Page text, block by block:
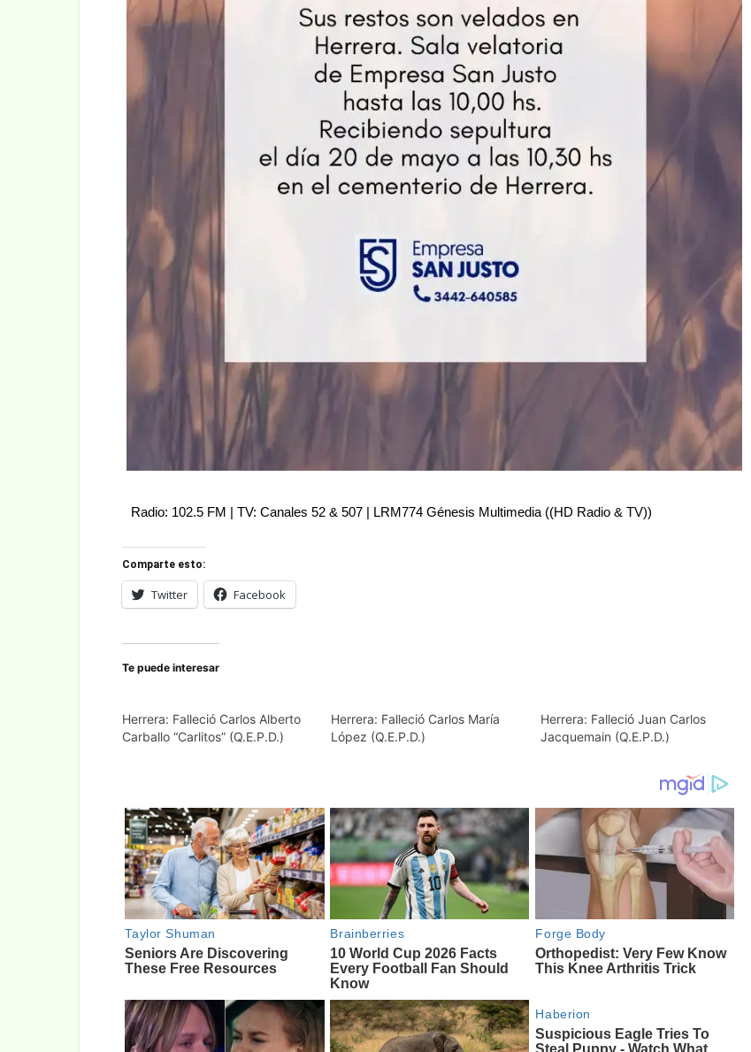
Radio: 102.5 FM | TV: Canales 52 & 507 | LRM774 Génesis Multimedia ((HD Radio & TV))
Comparte esto:
Twitter Facebook
Te puede interesar
Herrera: Falleció Carlos Alberto
Carballo “Carlitos” (Q.E.P.D.)
Herrera: Falleció Carlos María
López (Q.E.P.D.)
Herrera: Falleció Juan Carlos
Jacquemain (Q.E.P.D.)